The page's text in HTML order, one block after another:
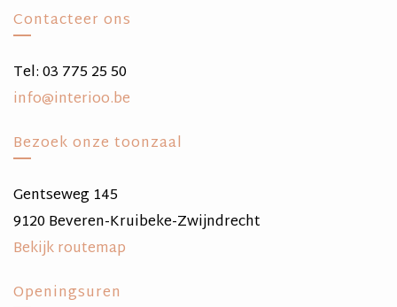
Contacteer ons
Tel: 03 775 25 50
info@interioo.be
Bezoek onze toonzaal
Gentseweg 145
9120 Beveren-Kruibeke-Zwijndrecht
Bekijk routemap
Openingsuren